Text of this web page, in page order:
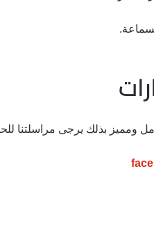
بذلك يرجى مراسلتنا